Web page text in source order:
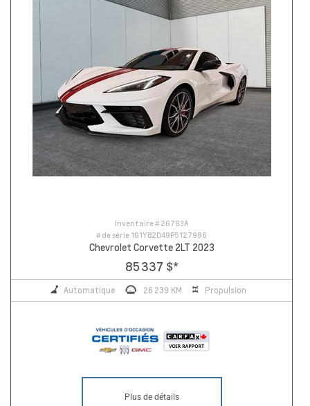
Inventaire # 26783A
# de série 1G1YB2D49P5127986
Chevrolet Corvette 2LT 2023
85 337 $*
Automatique 26 239 KM Propulsion
Plus de détails